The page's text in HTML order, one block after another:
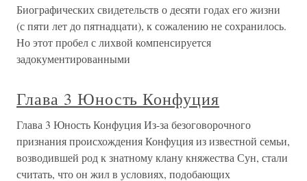
Биографических свидетельств о десяти годах его жизни
(с пяти лет до пятнадцати), к сожалению не сохранилось.
Но этот пробел с лихвой компенсируется
задокументированными
Глава 3 Юность Конфуция
Глава 3 Юность Конфуция Из-за безоговорочного
признания происхождения Конфуция из известной семьи,
возводившей род к знатному клану княжества Сун, стали
считать, что он жил в условиях, подобающих